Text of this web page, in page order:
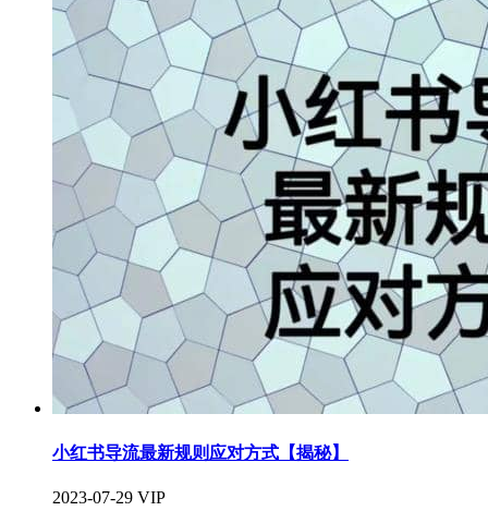
小红书导流最新规则应对方式【揭秘】
2023-07-29 VIP